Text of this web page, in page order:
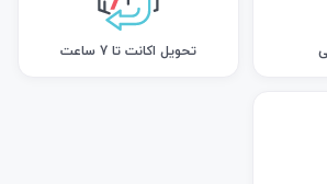
تحویل اکانت تا 7 ساعت